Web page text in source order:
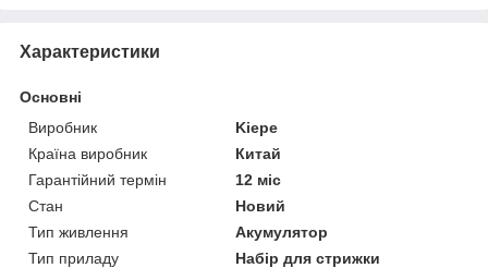
Характеристики
Основні
Виробник
Kiepe
Країна виробник
Китай
Гарантійний термін
12 міс
Стан
Новий
Тип живлення
Акумулятор
Тип приладу
Набір для стрижки